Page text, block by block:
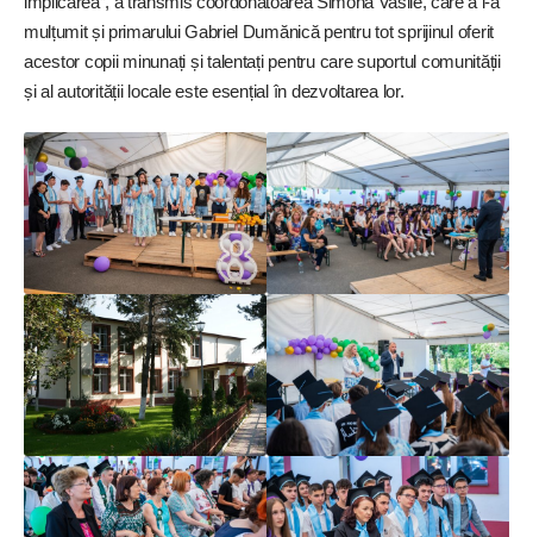
mulțumit și primarului Gabriel Dumănică pentru tot sprijinul oferit
acestor copii minunați și talentați pentru care suportul comunității
și al autorității locale este esențial în dezvoltarea lor.